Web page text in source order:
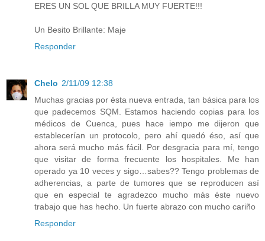
ERES UN SOL QUE BRILLA MUY FUERTE!!!
Un Besito Brillante: Maje
Responder
Chelo 2/11/09 12:38
Muchas gracias por ésta nueva entrada, tan básica para los
que padecemos SQM. Estamos haciendo copias para los
médicos de Cuenca, pues hace iempo me dijeron que
establecerían un protocolo, pero ahí quedó éso, así que
ahora será mucho más fácil. Por desgracia para mí, tengo
que visitar de forma frecuente los hospitales. Me han
operado ya 10 veces y sigo…sabes?? Tengo problemas de
adherencias, a parte de tumores que se reproducen así
que en especial te agradezco mucho más éste nuevo
trabajo que has hecho. Un fuerte abrazo con mucho cariño
Responder